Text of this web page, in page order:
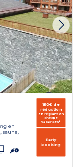
en
sauna,
150€ de
réduction
en réglant en
chèque
vacances*
Early
booking